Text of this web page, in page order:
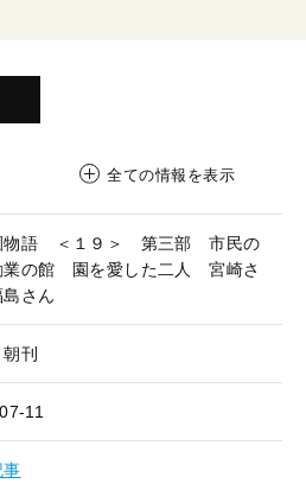
全ての情報を表示
物語 ＜１９＞ 第三部 市民の
の館 園を愛した二人 宮崎さ
島さん
刊
11
事